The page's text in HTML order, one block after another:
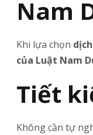
Nam
Khi lựa chọn
của Luật Nam
Tiết
Không cần tự